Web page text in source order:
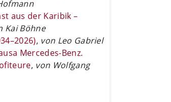
aus der Karibik –
Kai Böhne
, von Leo Gabriel
Mercedes-Benz.
, von Wolfgang